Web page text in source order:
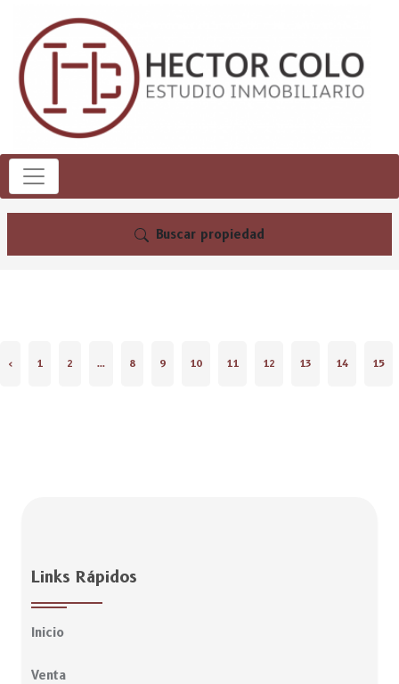
Buscar propiedad
‹ 1 2 ... 8 9 10 11 12 13 14 15
Links Rápidos
Inicio
Venta